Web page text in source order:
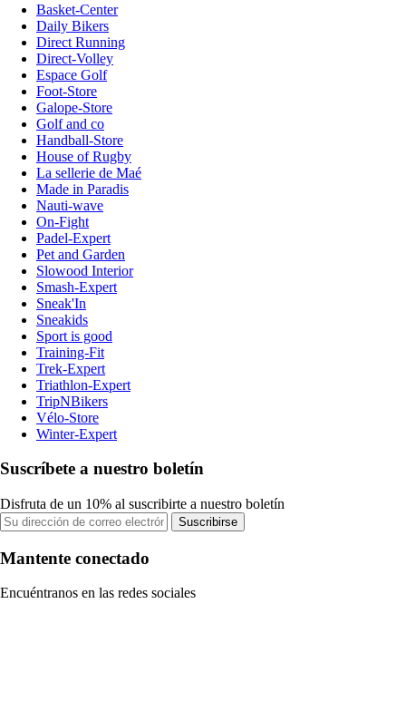
Basket-Center
Daily Bikers
Direct Running
Direct-Volley
Espace Golf
Foot-Store
Galope-Store
Golf and co
Handball-Store
House of Rugby
La sellerie de Maé
Made in Paradis
Nauti-wave
On-Fight
Padel-Expert
Pet and Garden
Slowood Interior
Smash-Expert
Sneak'In
Sneakids
Sport is good
Training-Fit
Trek-Expert
Triathlon-Expert
TripNBikers
Vélo-Store
Winter-Expert
Suscríbete a nuestro boletín
Disfruta de un 10% al suscribirte a nuestro boletín
Suscribirse
Mantente conectado
Encuéntranos en las redes sociales